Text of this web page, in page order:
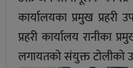
कार्यालयका प्रमुख प्रहरी
प्रहरी कार्यालय रानीका
लगायतको संयुक्त टोलीको